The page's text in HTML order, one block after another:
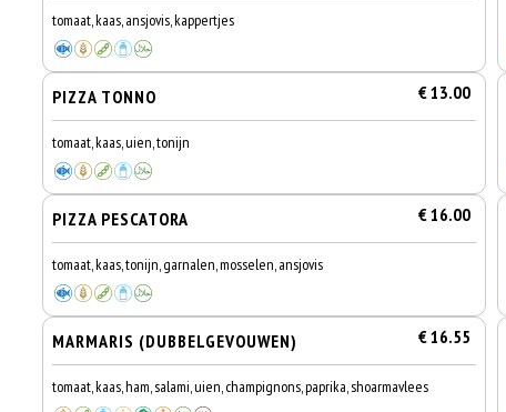
tomaat, kaas, ansjovis, kappertjes
PIZZA TONNO € 13.00
tomaat, kaas, uien, tonijn
PIZZA PESCATORA € 16.00
tomaat, kaas, tonijn, garnalen, mosselen, ansjovis
MARMARIS (DUBBELGEVOUWEN) € 16.55
tomaat, kaas, ham, salami, uien, champignons, paprika, shoarmavlees